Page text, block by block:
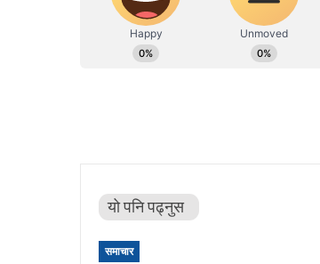
यो पनि पढ्नुस
समाचार